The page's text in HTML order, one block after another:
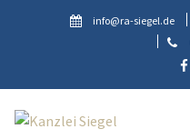
info@ra-siegel.de